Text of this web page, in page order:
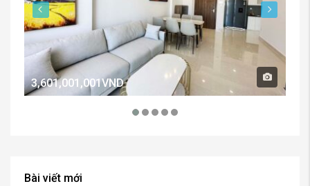
3,601,001,001VND
Bài viết mới